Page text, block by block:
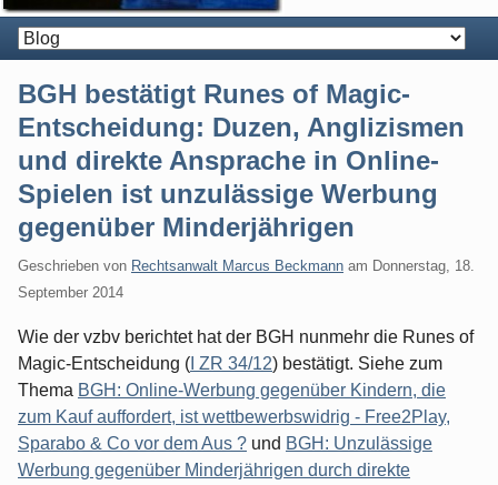
BGH bestätigt Runes of Magic-
Entscheidung: Duzen, Anglizismen
und direkte Ansprache in Online-
Spielen ist unzulässige Werbung
gegenüber Minderjährigen
Geschrieben von Rechtsanwalt Marcus Beckmann am Donnerstag, 18.
September 2014
Wie der vzbv berichtet hat der BGH nunmehr die Runes of
Magic-Entscheidung ( I ZR 34/12) bestätigt. Siehe zum
Thema BGH: Online-Werbung gegenüber Kindern, die
zum Kauf auffordert, ist wettbewerbswidrig - Free2Play,
Sparabo & Co vor dem Aus ? und BGH: Unzulässige
Werbung gegenüber Minderjährigen durch direkte